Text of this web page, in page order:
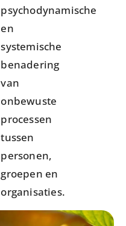
psychodynamische
en
systemische
benadering
van
onbewuste
processen
tussen
personen,
groepen en
organisaties.